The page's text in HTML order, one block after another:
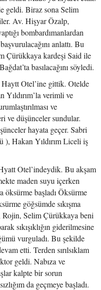
geldi. Biraz sona Selim
Av. Hişyar Özalp,
bombardımanlardan
anlattı. Bu
Çürükkaya kardeşi Said ile
basılacağını söyledi.
Otel’ine gittik. Otelde
Yıldırım’la verimli ve
ve
ve düşünceler sundular.
hayata geçer. Sabri
), Hakan Yıldırım Liceli iş
Otel’indeydik. Bu akşam
maden suyu içerken
öksürme başladı Öksürme
göğsümde sıkışma
Selim Çürükkaya beni
sıkışıklığın giderilmesine
vurguladı. Bu şekilde
etti. Terden sırılsıklam
geldi. Nabıza ve
kalpte bir sorun
da geçmeye başladı.